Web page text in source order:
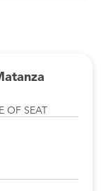
OF SEAT